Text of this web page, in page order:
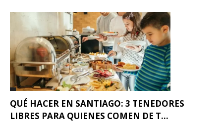
QUÉ HACER EN SANTIAGO: 3 TENEDORES
LIBRES PARA QUIENES COMEN DE T...